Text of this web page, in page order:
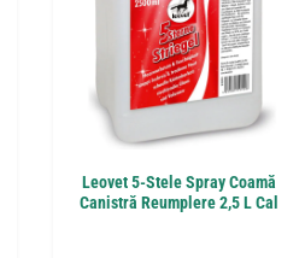
Leovet 5-Stele Spray Coamă
Canistră Reumplere 2,5 L Cal